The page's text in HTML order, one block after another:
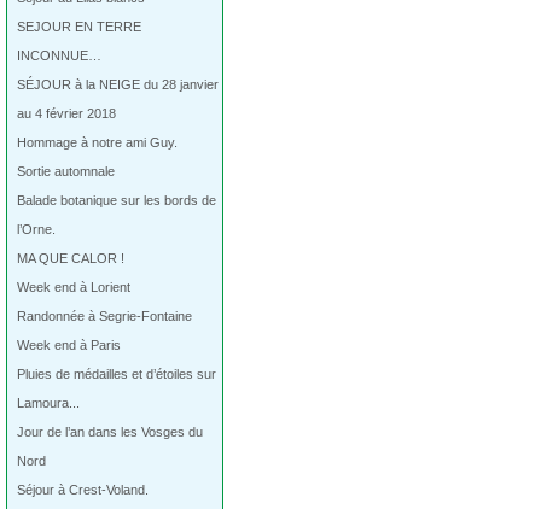
SEJOUR EN TERRE
INCONNUE…
SÉJOUR à la NEIGE du 28 janvier
au 4 février 2018
Hommage à notre ami Guy.
Sortie automnale
Balade botanique sur les bords de
l’Orne.
MA QUE CALOR !
Week end à Lorient
Randonnée à Segrie-Fontaine
Week end à Paris
Pluies de médailles et d’étoiles sur
Lamoura...
Jour de l’an dans les Vosges du
Nord
Séjour à Crest-Voland.